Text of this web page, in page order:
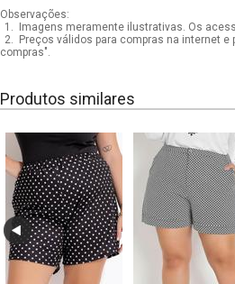
Observações:
1.
Imagens meramente ilustrativas. Os
2.
Preços válidos para compras na internet
compras".
Produtos similares